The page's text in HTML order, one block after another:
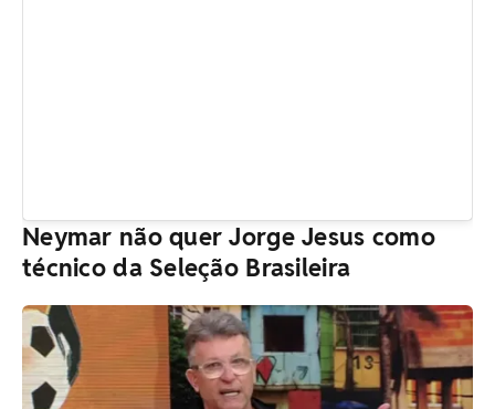
Neymar não quer Jorge Jesus como
técnico da Seleção Brasileira